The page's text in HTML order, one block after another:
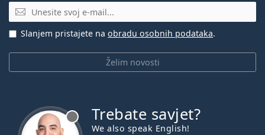
E-mail
Želim novosti
Slanjem pristajete na obradu osobnih podataka.
Trebate savjet?
We also speak English!